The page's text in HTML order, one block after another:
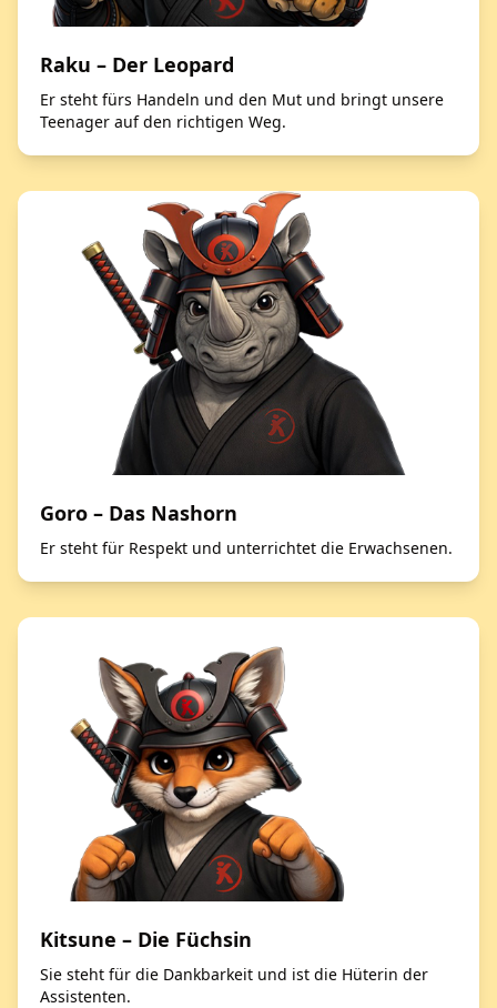
Raku – Der Leopard
Er steht fürs Handeln und den Mut und bringt unsere
Teenager auf den richtigen Weg.
Goro – Das Nashorn
Er steht für Respekt und unterrichtet die Erwachsenen.
Kitsune – Die Füchsin
Sie steht für die Dankbarkeit und ist die Hüterin der
Assistenten.